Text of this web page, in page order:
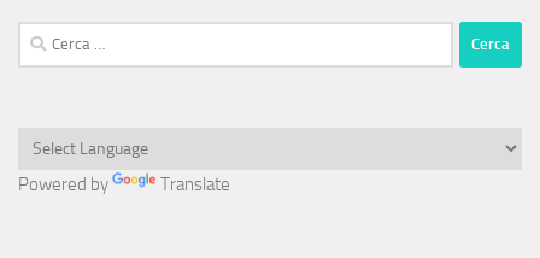
Ricerca
per:
Powered by Translate